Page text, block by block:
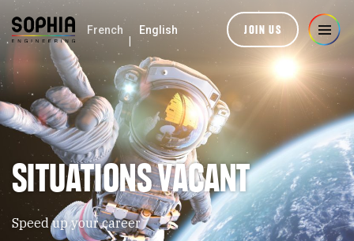
French English JOIN US
SITUATIONS VACANT
Speed up your career